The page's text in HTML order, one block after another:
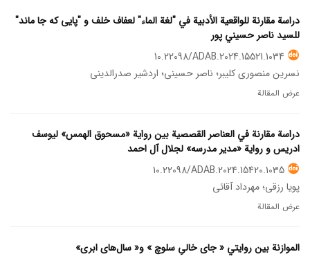
دراسة مقارنة للواقعیة الأدبیة في "لغة الماء" لعفاف خلف و "پایی که جا ماند"
للسید ناصر حسیني پور
10.22098/ADAB.2024.15521.1034
نسرین منصوری کلیبر؛ ناصر حسینی؛ اردشیر صدرالدینی
عرض المقالة
دراسة مقارنة في العناصر القصصیة بین روایة «مسحوق الهمس» لیوسف
ادریس و روایة «مدیر مدرسه» لجلال آل احمد
10.22098/ADAB.2024.15420.1035
پویا رزقی؛ مهرداد آقائی
عرض المقالة
الموازنة بین روايتي « جای خالیِ سلوچ » و« سال‌های ابری»